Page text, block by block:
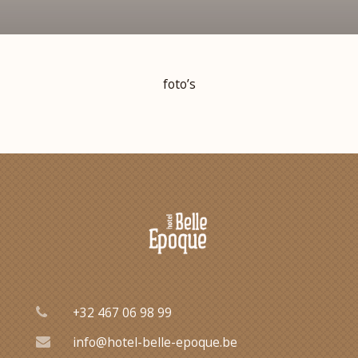
foto’s
+32 467 06 98 99
info@hotel-belle-epoque.be